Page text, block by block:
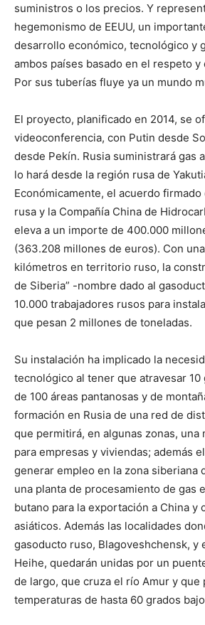
suministros o los precios. Y
hegemonismo de EEUU, un
desarrollo económico, tecnológico y
ambos países basado en el respeto
Por sus tuberías fluye ya un mundo
El proyecto, planificado en 2014, se
videoconferencia, con Putin desde
desde Pekín. Rusia suministrará gas
lo hará desde la región rusa de
Económicamente, el acuerdo firmado
rusa y la Compañía China de
eleva a un importe de 400.000
(363.208 millones de euros). Con
kilómetros en territorio ruso, la
de Siberia” -nombre dado al
10.000 trabajadores rusos para
que pesan 2 millones de toneladas.
Su instalación ha implicado la
tecnológico al tener que atravesar 10
de 100 áreas pantanosas y de
formación en Rusia de una red de
que permitirá, en algunas zonas, una
para empresas y viviendas; además
generar empleo en la zona siberiana
una planta de procesamiento de gas
butano para la exportación a China y
asiáticos. Además las localidades
gasoducto ruso, Blagoveshchensk, y
Heihe, quedarán unidas por un
de largo, que cruza el río Amur y
temperaturas de hasta 60 grados